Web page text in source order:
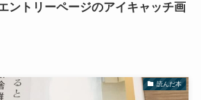
ントリーページのアイキャッチ画
読んだ本